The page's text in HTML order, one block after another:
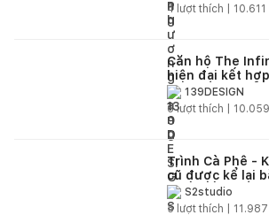
4 lượt thích | 10.611
Căn hộ The
hiện đại kết
Modern Art đầy
139DESIGN
6lượt thích | 10.059
Trình Cà Phê -
cũ được kể lại
thiết kế mới
S2studio
5 lượt thích | 11.987